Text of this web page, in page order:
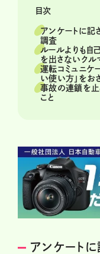
目次
アンケートに記
調査
ルールよりも自
を出さないク
運転コミュニケ
い使い方」をお
事故の連鎖を止
こと
アンケートに